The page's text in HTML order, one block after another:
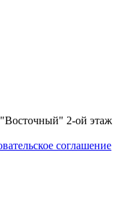
2-ой этаж
соглашение